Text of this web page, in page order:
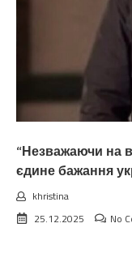
“Незважаючи на
єдине бажання
khristina
25.12.2025
No